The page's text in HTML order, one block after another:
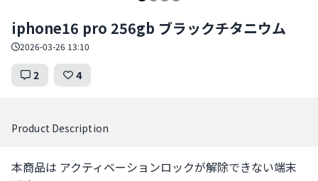
iphone16 pro 256gb ブラックチタニウム
2026-03-26 13:10
2 4
Product Description
本商品は アクティベーションロックが解除できない端末